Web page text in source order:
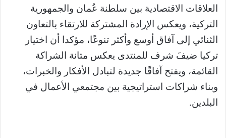
العلاقات الاقتصادية بين سلطنة عُمان والجمهورية
التركية، ويعكس الإرادة المشتركة للارتقاء بالتعاون
الثنائي إلى آفاق أوسع وأكثر تنوعًا، مؤكدا أن اختيار
تركيا ضيفَ شرف للمنتدى يعكس متانة الشراكة
القائمة، ويفتح آفاقًا جديدة لتبادل الأفكار والخبرات،
وبناء شراكات استراتيجية بين مجتمعي الأعمال في
البلدين.